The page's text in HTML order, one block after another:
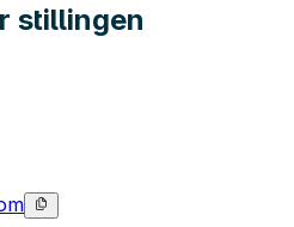
stillingen